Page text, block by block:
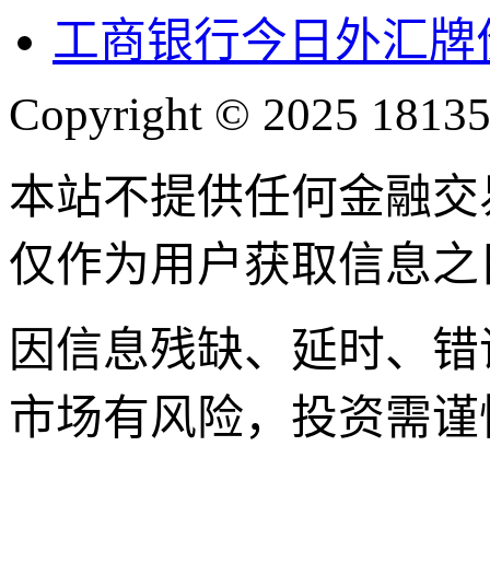
工商银行今日外汇牌
Copyright © 2025
本站不提供任何金融
仅作为用户获取信息
因信息残缺、延时、
市场有风险，投资需